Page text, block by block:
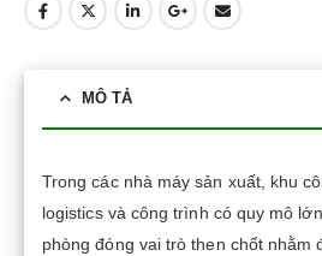
MÔ TẢ
Trong các nhà máy sản xuất, khu
logistics và công trình có quy mô
phòng đóng vai trò then chốt nhằm